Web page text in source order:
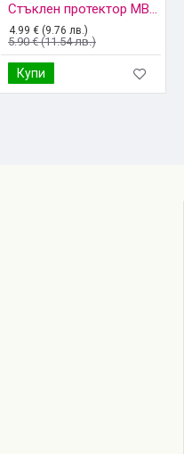
Стъклен протектор MBX, За iPhone 6/6s, Прозрачен
4.99 € (9.76 лв.)
5.90 € (11.54 лв.)
Купи